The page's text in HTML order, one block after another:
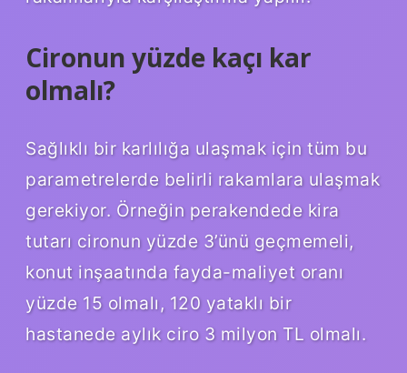
Cironun yüzde kaçı kar
olmalı?
Sağlıklı bir karlılığa ulaşmak için tüm bu
parametrelerde belirli rakamlara ulaşmak
gerekiyor. Örneğin perakendede kira
tutarı cironun yüzde 3’ünü geçmemeli,
konut inşaatında fayda-maliyet oranı
yüzde 15 olmalı, 120 yataklı bir
hastanede aylık ciro 3 milyon TL olmalı.